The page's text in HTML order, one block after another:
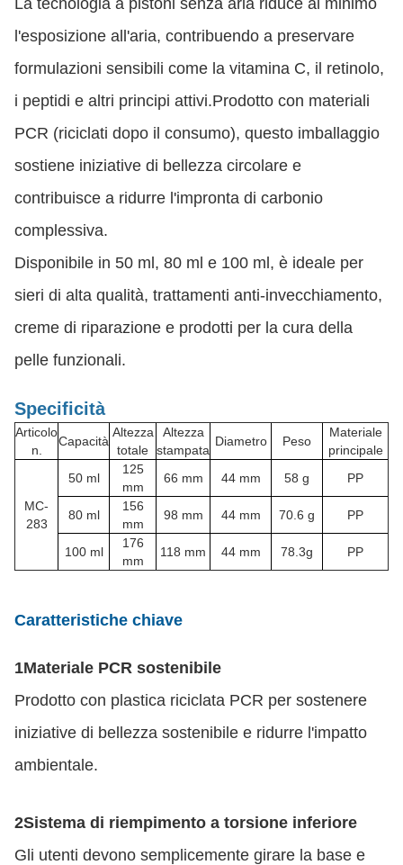
La tecnologia a pistoni senza aria riduce al minimo
l'esposizione all'aria, contribuendo a preservare
formulazioni sensibili come la vitamina C, il retinolo,
i peptidi e altri principi attivi.Prodotto con materiali
PCR (riciclati dopo il consumo), questo imballaggio
sostiene iniziative di bellezza circolare e
contribuisce a ridurre l'impronta di carbonio
complessiva.
Disponibile in 50 ml, 80 ml e 100 ml, è ideale per
sieri di alta qualità, trattamenti anti-invecchiamento,
creme di riparazione e prodotti per la cura della
pelle funzionali.
Specificità
Articolo
n.
Capacità
Altezza
totale
Altezza
stampata
Diametro Peso
Materiale
principale
MC-
283
50 ml
125
mm
66 mm 44 mm 58 g PP
80 ml
156
mm
98 mm 44 mm 70.6 g PP
100 ml
176
mm
118 mm 44 mm 78.3g PP
Caratteristiche chiave
1Materiale PCR sostenibile
Prodotto con plastica riciclata PCR per sostenere
iniziative di bellezza sostenibile e ridurre l'impatto
ambientale.
2Sistema di riempimento a torsione inferiore
Gli utenti devono semplicemente girare la base e